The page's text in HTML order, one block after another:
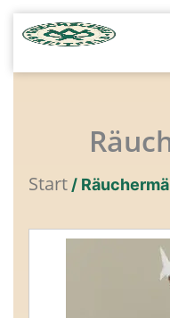
Zum
Inhalt
Start /